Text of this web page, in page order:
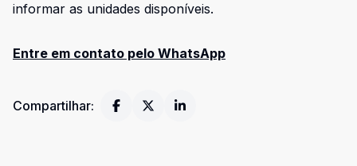
informar as unidades disponíveis.
Entre em contato pelo WhatsApp
Compartilhar: